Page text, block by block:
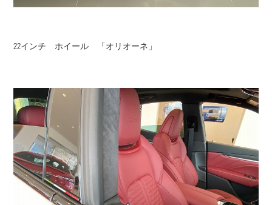
22インチ ホイール 「オリオーネ」